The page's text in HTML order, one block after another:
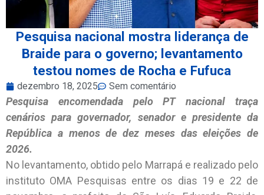
Pesquisa nacional mostra liderança de
Braide para o governo; levantamento
testou nomes de Rocha e Fufuca
dezembro 18, 2025 Sem comentário
Pesquisa encomendada pelo PT nacional traça
cenários para governador, senador e presidente da
República a menos de dez meses das eleições de
2026.
No levantamento, obtido pelo Marrapá e realizado pelo
instituto OMA Pesquisas entre os dias 19 e 22 de